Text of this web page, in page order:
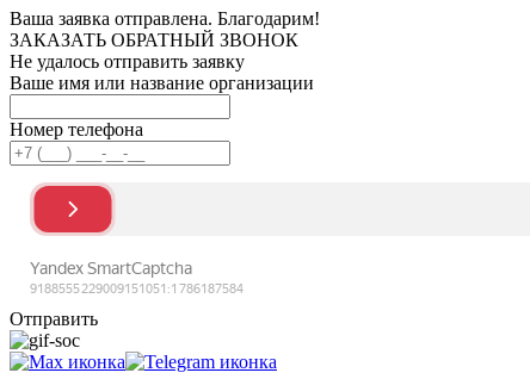
Ваша заявка отправлена. Благодарим!
ЗАКАЗАТЬ ОБРАТНЫЙ ЗВОНОК
Не удалось отправить заявку
Ваше имя или название организации
Номер телефона
Отправить